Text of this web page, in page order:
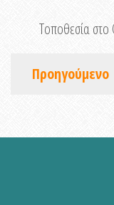
Τοποθεσία
Προηγούμενο